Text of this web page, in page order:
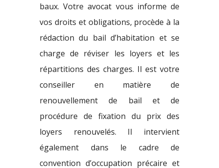
baux. Votre avocat vous informe de
vos droits et obligations, procède à la
rédaction du bail d’habitation et se
charge de réviser les loyers et les
répartitions des charges. Il est votre
conseiller en matière de
renouvellement de bail et de
procédure de fixation du prix des
loyers renouvelés. Il intervient
également dans le cadre de
convention d’occupation précaire et